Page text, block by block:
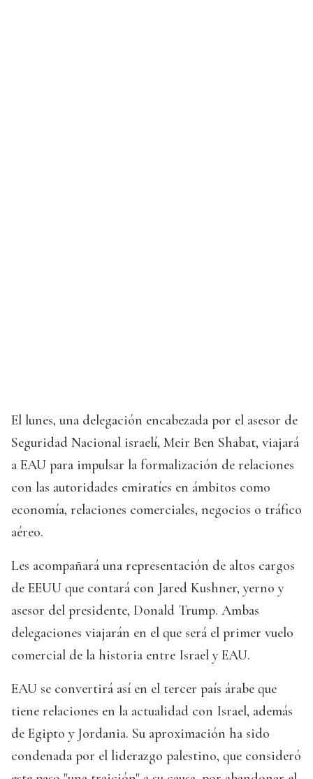
El lunes, una delegación encabezada por el asesor de
Seguridad Nacional israelí, Meir Ben Shabat, viajará
a EAU para impulsar la formalización de relaciones
con las autoridades emiratíes en ámbitos como
economía, relaciones comerciales, negocios o tráfico
aéreo.
Les acompañará una representación de altos cargos
de EEUU que contará con Jared Kushner, yerno y
asesor del presidente, Donald Trump. Ambas
delegaciones viajarán en el que será el primer vuelo
comercial de la historia entre Israel y EAU.
EAU se convertirá así en el tercer país árabe que
tiene relaciones en la actualidad con Israel, además
de Egipto y Jordania. Su aproximación ha sido
condenada por el liderazgo palestino, que consideró